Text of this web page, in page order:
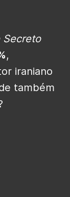
,
iraniano
também